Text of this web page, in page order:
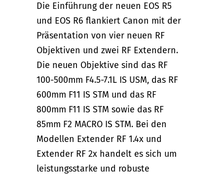
Die Einführung der neuen EOS R5
und EOS R6 flankiert Canon mit der
Präsentation von vier neuen RF
Objektiven und zwei RF Extendern.
Die neuen Objektive sind das RF
100-500mm F4.5-7.1L IS USM, das RF
600mm F11 IS STM und das RF
800mm F11 IS STM sowie das RF
85mm F2 MACRO IS STM. Bei den
Modellen Extender RF 1.4x und
Extender RF 2x handelt es sich um
leistungsstarke und robuste